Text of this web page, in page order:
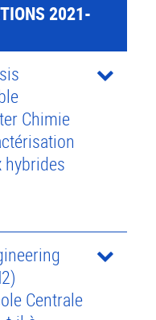
2021-
Chimie
hybrides
Centrale